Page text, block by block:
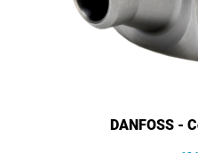
DANFOSS -